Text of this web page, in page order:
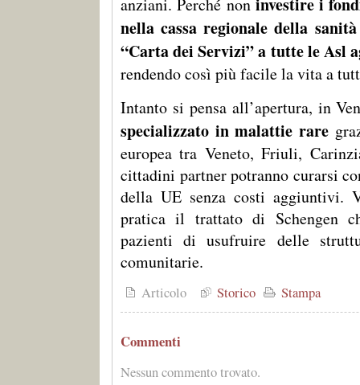
anziani. Perché non
nella cassa regionale della
“Carta dei Servizi” a tutte le Asl
rendendo così più facile la vita a
Intanto si pensa all’apertura, in
specializzato in malattie rare
europea tra Veneto, Friuli,
cittadini partner potranno curarsi
della UE senza costi aggiuntivi.
pratica il trattato di Schengen
pazienti di usufruire delle
comunitarie.
Articolo Storico Stampa
Commenti
Nessun commento trovato.